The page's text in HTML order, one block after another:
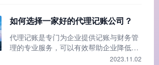
的日常会计处理，包括凭证记录、分类汇
总、存款管理、应收账款管理、固定资产
和无形资产管理。二、财务报表编制代理
记账公司应当根据企业财务报表的需要，
编制负债表、
如何选择一家好的代理记账公司？
代理记账是专门为企业提供记账与财务管
理的专业服务，可以有效帮助企业降低财
务风险和人工成本，市场上代理记账公司
2023.11.02